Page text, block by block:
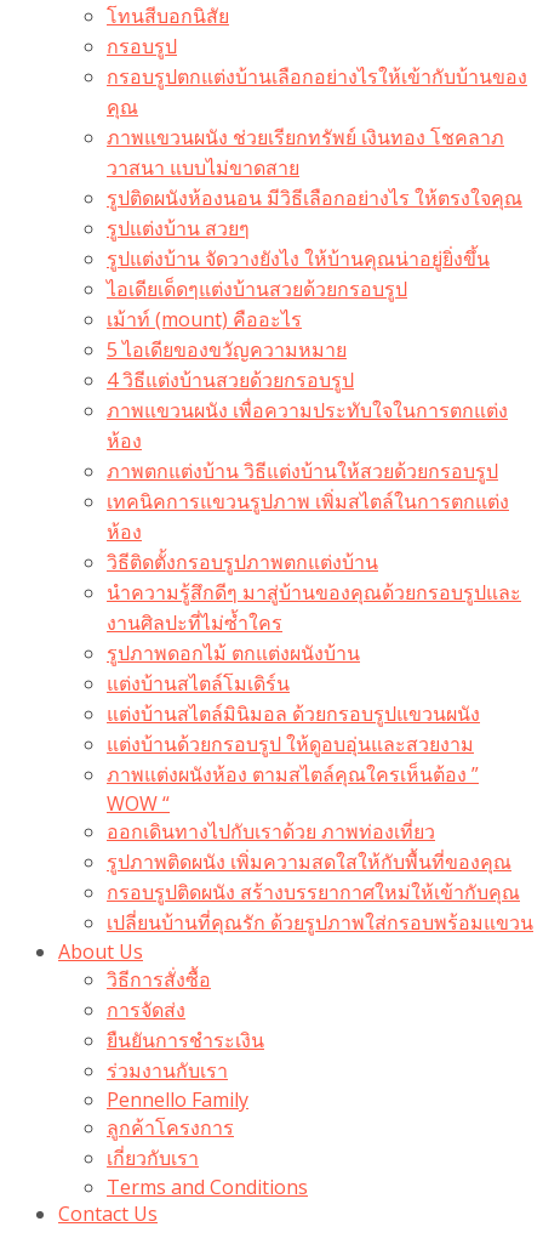
โทนสีบอกนิสัย
กรอบรูป
กรอบรูปตกแต่งบ้านเลือกอย่างไรให้เข้ากับบ้านของ
คุณ
ภาพแขวนผนัง ช่วยเรียกทรัพย์ เงินทอง โชคลาภ
วาสนา แบบไม่ขาดสาย
รูปติดผนังห้องนอน มีวิธีเลือกอย่างไร ให้ตรงใจคุณ
รูปแต่งบ้าน สวยๆ
รูปแต่งบ้าน จัดวางยังไง ให้บ้านคุณน่าอยู่ยิ่งขึ้น
ไอเดียเด็ดๆแต่งบ้านสวยด้วยกรอบรูป
เม้าท์ (mount) คืออะไร​
5 ไอเดียของขวัญความหมาย
4 วิธีแต่งบ้านสวยด้วยกรอบรูป
ภาพแขวนผนัง เพื่อความประทับใจในการตกแต่ง
ห้อง
ภาพตกแต่งบ้าน วิธีแต่งบ้านให้สวยด้วยกรอบรูป
เทคนิคการแขวนรูปภาพ เพิ่มสไตล์ในการตกแต่ง
ห้อง
วิธีติดตั้งกรอบรูปภาพตกแต่งบ้าน
นำความรู้สึกดีๆ มาสู่บ้านของคุณด้วยกรอบรูปและ
งานศิลปะที่ไม่ซ้ำใคร
รูปภาพดอกไม้ ตกแต่งผนังบ้าน
แต่งบ้านสไตล์โมเดิร์น
แต่งบ้านสไตล์มินิมอล ด้วยกรอบรูปแขวนผนัง
แต่งบ้านด้วยกรอบรูป ให้ดูอบอุ่นและสวยงาม
ภาพแต่งผนังห้อง ตามสไตล์คุณใครเห็นต้อง ”
WOW “
ออกเดินทางไปกับเราด้วย ภาพท่องเที่ยว
รูปภาพติดผนัง เพิ่มความสดใสให้กับพื้นที่ของคุณ
กรอบรูปติดผนัง สร้างบรรยากาศใหม่ให้เข้ากับคุณ
เปลี่ยนบ้านที่คุณรัก ด้วยรูปภาพใส่กรอบพร้อมแขวน​
About Us
วิธีการสั่งซื้อ
การจัดส่ง
ยืนยันการชำระเงิน
ร่วมงานกับเรา
Pennello Family
ลูกค้าโครงการ
เกี่ยวกับเรา
Terms and Conditions
Contact Us